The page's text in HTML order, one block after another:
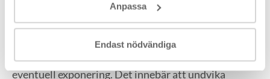
Anpassa
Endast nödvändiga
Om det finns osäkerhet kring ett material är det
viktigt att pausa arbetet och undvika ytterligare
bearbetning tills provtagning eller inventering har
genomförts. Under tiden bör man skydda sig mot
eventuell exponering. Det innebär att undvika